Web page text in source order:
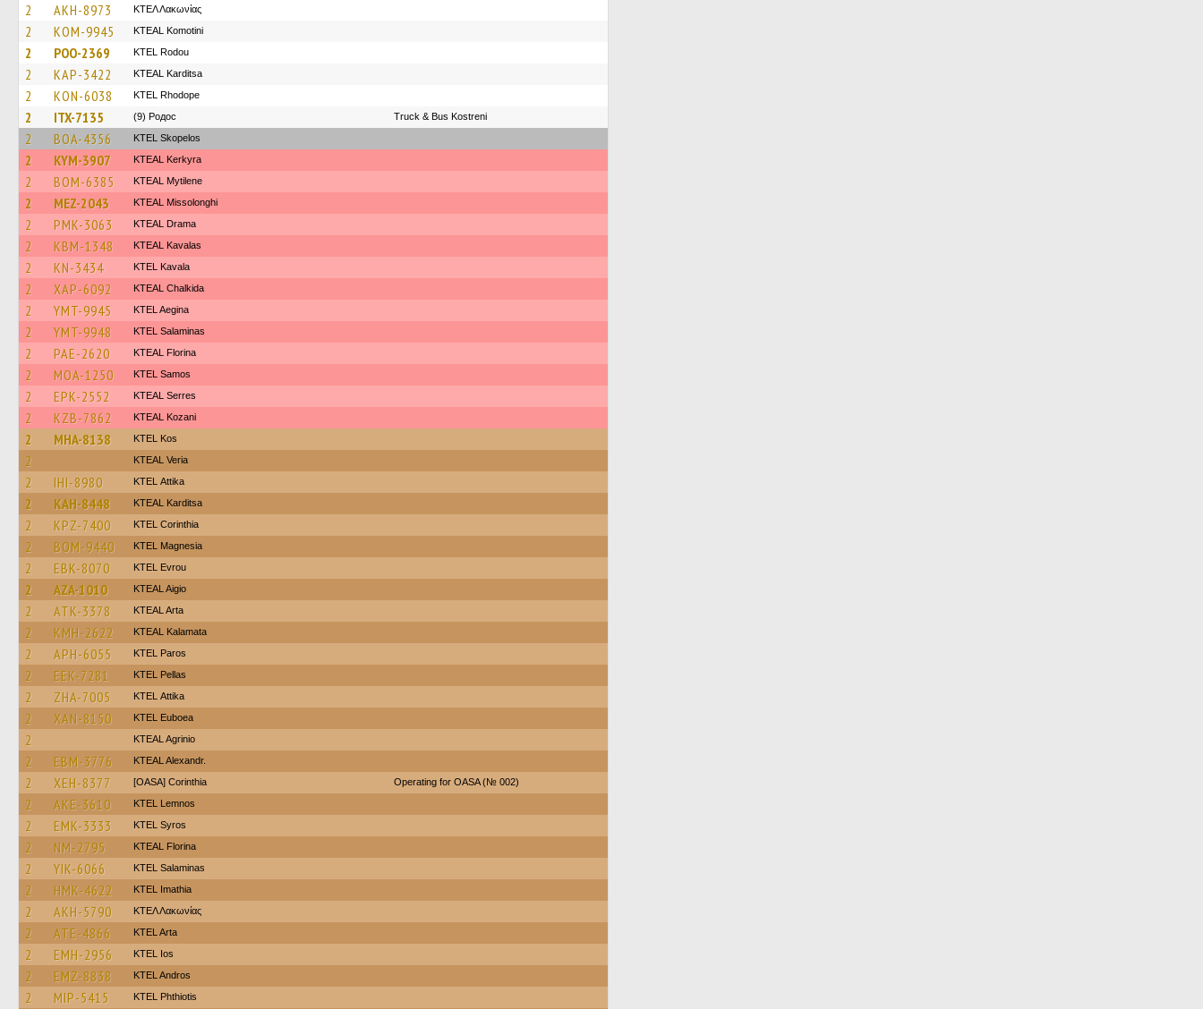
2 AKH-8973 ΚΤΕΛ Λακωνίας
2 KOM-9945 KTEAL Komotini
2 POO-2369 ΚΤΕL Rodou
2 KAP-3422 KTEAL Karditsa
2 KON-6038 KTEL Rhodope
2 ITX-7135 (9) Родос Truck & Bus Kostreni
2 BOA-4356 KTEL Skopelos
2 KYM-3907 KTEAL Kerkyra
2 BOM-6385 KTEAL Mytilene
2 MEZ-2043 KTEAL Missolonghi
2 PMK-3063 KTEAL Drama
2 KBM-1348 KTEAL Kavalas
2 KN-3434 KTEL Kavala
2 XAP-6092 KTEAL Chalkida
2 YMT-9945 KTEL Aegina
2 YMT-9948 KTEL Salaminas
2 PAE-2620 KTEAL Florina
2 MOA-1250 KTEL Samos
2 EPK-2552 KTEAL Serres
2 KZB-7862 KTEAL Kozani
2 MHA-8138 KTEL Kos
2 KTEAL Veria
2 IHI-8980 KΤΕL Αttika
2 KAH-8448 KTEAL Karditsa
2 KPZ-7400 KTEL Corinthia
2 BOM-9440 ΚΤΕL Magnesia
2 EBK-8070 KTEL Evrou
2 AZA-1010 KTEAL Aigio
2 ATK-3378 KTEAL Arta
2 KMH-2622 KTEAL Kalamata
2 APH-6055 KTEL Paros
2 EEK-7281 KTEL Pellas
2 ZHA-7005 KΤΕL Αttika
2 XAN-8150 ΚΤΕL Euboea
2 KTEAL Agrinio
2 EBM-3776 KTEAL Alexandr.
2 XEH-8377 [OASA] Corinthia Operating for OASA (№ 002)
2 AKE-3610 KTEL Lemnos
2 EMK-3333 KTEL Syros
2 NM-2795 KTEAL Florina
2 YIK-6066 KTEL Salaminas
2 HMK-4622 KTEL Imathia
2 AKH-5790 ΚΤΕΛ Λακωνίας
2 ATE-4866 KTEL Arta
2 EMH-2956 KTEL Ios
2 EMZ-8838 KTEL Andros
2 MIP-5415 ΚΤΕL Phthiotis